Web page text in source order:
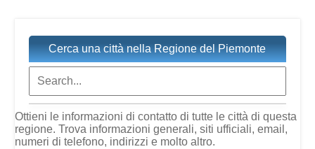
Cerca una città nella Regione del Piemonte
Ottieni le informazioni di contatto di tutte le città di questa
regione. Trova informazioni generali, siti ufficiali, email,
numeri di telefono, indirizzi e molto altro.